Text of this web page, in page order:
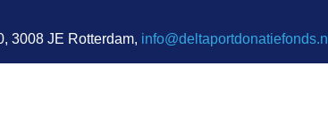
3008 JE Rotterdam, info@deltaportdonatiefonds.nl